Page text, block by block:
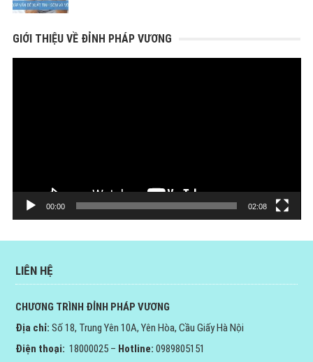
GIỚI THIỆU VỀ ĐỈNH PHÁP VƯƠNG
00:00 02:08
LIÊN HỆ
CHƯƠNG TRÌNH ĐỈNH PHÁP VƯƠNG
Địa chỉ: Số 18, Trung Yên 10A, Yên Hòa, Cầu Giấy Hà Nội
Điện thoại: 18000025 – Hotline: 0989805151